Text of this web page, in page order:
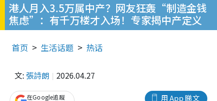
港人月入3.5万属中产？网友狂轰“制造金钱
焦虑”：有千万楼才入场！专家揭中产定义
首页 生活话题 热话
文: 張詩朗 2026.04.27
用 App 睇文
在Google追蹤